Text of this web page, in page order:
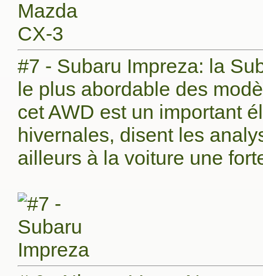
#7 - Subaru Impreza: la
le plus abordable des
cet AWD est un important
hivernales, disent les
ailleurs à la voiture une